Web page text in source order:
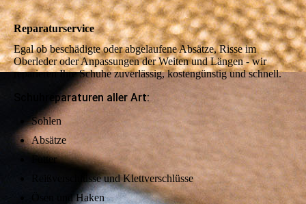
Reparaturservice
Egal ob beschädigte oder abgelaufene Absätze, Risse im
Oberleder oder Anpassungen der Weiten und Längen - wir
reparieren Ihre Schuhe zuverlässig, kostengünstig und schnell.
Schuhreparaturen aller Art:
Sohlen
Absätze
Futter
Reißverschlüsse und Klettverschlüsse
Ösen und Haken